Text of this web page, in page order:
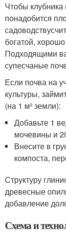
Чтобы клубника
понадобится
богатой,
Подходящими
супесчаные
Если почва на
культуры,
(на 1 м² земли):
Добавьте 1
мочевины и
Внесите в
компоста,
Структуру
древесные
добавление
Схема и